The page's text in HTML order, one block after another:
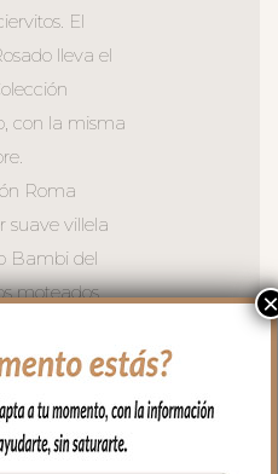
El
lleva el
con la misma
Roma
suave villela
Bambi del
moteados,
contrastes de
con
×